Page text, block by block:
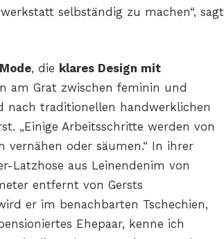
selbständig zu machen“, sagt
, die klares Design mit
am Grat zwischen feminin und
nach traditionellen handwerklichen
„Einige Arbeitsschritte werden von
vernähen oder säumen.“ In ihrer
Latzhose aus Leinendenim von
entfernt von Gersts
er im benachbarten Tschechien,
Ehepaar, kenne ich